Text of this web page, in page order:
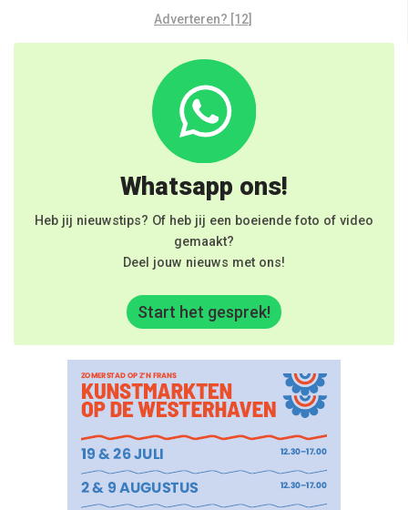
Adverteren? [12]
Whatsapp ons!
Heb jij nieuwstips? Of heb jij een boeiende foto of video
gemaakt?
Deel jouw nieuws met ons!
Start het gesprek!